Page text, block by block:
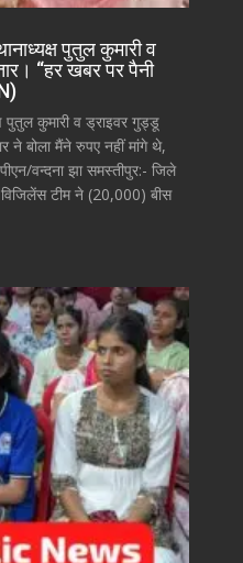
पुतुल कुमारी व
“हर खबर पर पैनी
पुतुल कुमारी व ड्राइवर गुड्डू
ने बोला मैंने रुपए नहीं मांगे थे,
वन्दना झा समस्तीपुर:- जिले
टीम ने (20,000) बीस